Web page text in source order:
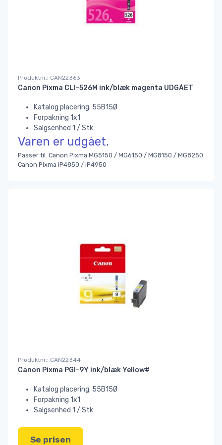
Produktnr.: CAN22363
Canon Pixma CLI-526M ink/blæk magenta UDGÅET
Katalog placering. 55B15Ø
Forpakning 1x1
Salgsenhed 1 / Stk
Varen er udgået.
Passer til. Canon Pixma MG5150 / MG6150 / MG8150 / MG8250
Canon Pixma iP4850 / iP4950
Produktnr.: CAN22344
Canon Pixma PGI-9Y ink/blæk Yellow#
Katalog placering. 55B15Ø
Forpakning 1x1
Salgsenhed 1 / Stk
Se prisen